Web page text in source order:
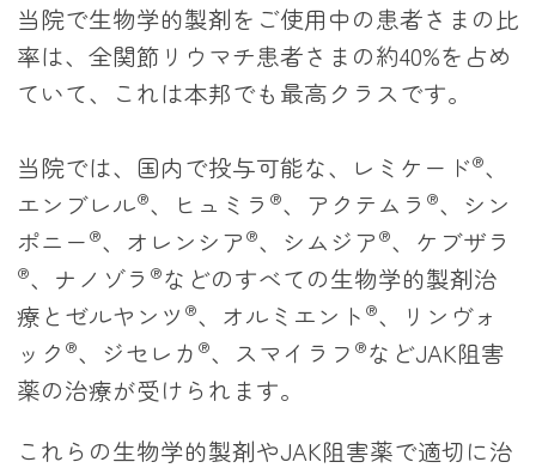
当院で生物学的製剤をご使用中の患者さまの比
率は、全関節リウマチ患者さまの約40%を占め
ていて、これは本邦でも最高クラスです。
当院では、国内で投与可能な、レミケード®、
エンブレル®、ヒュミラ ®、アクテムラ ®、シン
ポニー®、オレンシア®、シムジア®、ケブザラ
®、ナノゾラ ®などのすべての生物学的製剤治
療とゼルヤンツ ®、オルミエント ®、リンヴォ
ック ®、ジセレカ ®、スマイラフ ®などJAK阻害
薬の治療が受けられます。
これらの生物学的製剤やJAK阻害薬で適切に治